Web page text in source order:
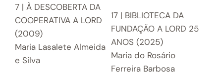
7 | À DESCOBERTA DA
COOPERATIVA A LORD
(2009)
Maria Lasalete Almeida
e Silva
17 | BIBLIOTECA DA
FUNDAÇÃO A LORD 25
ANOS (2025)
Maria do Rosário
Ferreira Barbosa